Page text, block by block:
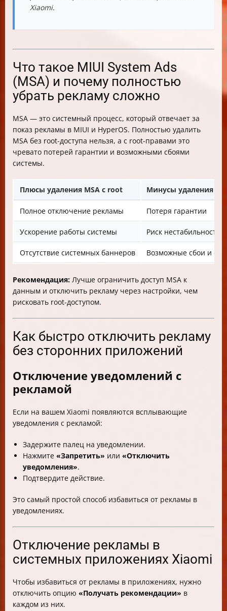
Xiaomi.
Что такое MIUI System Ads
(MSA) и почему полностью
убрать рекламу сложно
MSA — это системный процесс, который отвечает за
показ рекламы в MIUI и HyperOS. Полностью удалить
MSA без root-доступа нельзя, а с root-правами это
чревато потерей гарантии и возможными сбоями
системы.
Плюсы удаления MSA с root Минусы удаления
Полное отключение рекламы Потеря гарантии
Ускорение работы системы Риск нестабильности
Отсутствие системных баннеров Возможные сбои и
Рекомендация: Лучше ограничить доступ MSA к
данным и отключить рекламу через настройки, чем
рисковать root-доступом.
Как быстро отключить рекламу
без сторонних приложений
Отключение уведомлений с
рекламой
Если на вашем Xiaomi появляются всплывающие
уведомления с рекламой:
Задержите палец на уведомлении.
Нажмите «Запретить» или «Отключить
уведомления».
Подтвердите действие.
Это самый простой способ избавиться от рекламы в
уведомлениях.
Отключение рекламы в
системных приложениях Xiaomi
Чтобы избавиться от рекламы в приложениях, нужно
отключить опцию «Получать рекомендации» в
каждом из них.